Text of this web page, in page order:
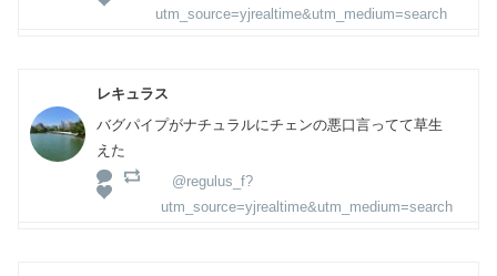
utm_source=yjrealtime&utm_medium=search
レキュラス
バグパイプがナチュラルにチェンの悪口言ってて草生
えた
@regulus_f?
utm_source=yjrealtime&utm_medium=search